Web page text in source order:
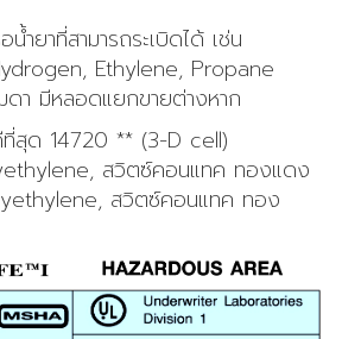
น้ำยาที่สามารถระเบิดได้ เช่น
Ethylene, Propane
า มีหลอดแยกขายต่างหาก
สุด 14720 ** (3-D cell)
สวิตซ์คอนแทค ทองแดง
สวิตซ์คอนแทค ทอง